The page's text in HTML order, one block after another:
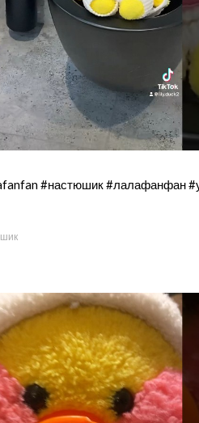
#настюшик #лалафанфан